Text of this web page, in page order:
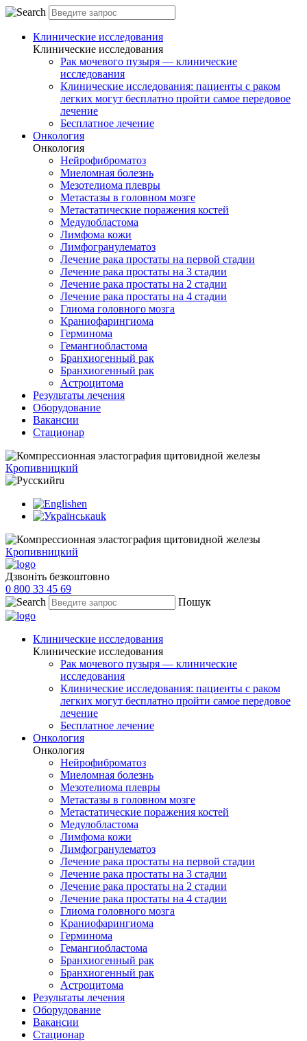
Клинические исследования
Клинические исследования
Рак мочевого пузыря — клинические
исследования
Клинические исследования: пациенты с раком
легких могут бесплатно пройти самое передовое
лечение
Бесплатное лечение
Онкология
Онкология
Нейрофиброматоз
Миеломная болезнь
Мезотелиома плевры
Метастазы в головном мозге
Метастатические поражения костей
Медулобластома
Лимфома кожи
Лимфогранулематоз
Лечение рака простаты на первой стадии
Лечение рака простаты на 3 стадии
Лечение рака простаты на 2 стадии
Лечение рака простаты на 4 стадии
Глиома головного мозга
Краниофарингиома
Герминома
Гемангиобластома
Бранхиогенный рак
Бранхиогенный рак
Астроцитома
Результаты лечения
Оборудование
Вакансии
Стационар
Кропивницкий
ru
en
uk
Кропивницкий
Дзвоніть безкоштовно
0 800 33 45 69
Пошук
Клинические исследования
Клинические исследования
Рак мочевого пузыря — клинические
исследования
Клинические исследования: пациенты с раком
легких могут бесплатно пройти самое передовое
лечение
Бесплатное лечение
Онкология
Онкология
Нейрофиброматоз
Миеломная болезнь
Мезотелиома плевры
Метастазы в головном мозге
Метастатические поражения костей
Медулобластома
Лимфома кожи
Лимфогранулематоз
Лечение рака простаты на первой стадии
Лечение рака простаты на 3 стадии
Лечение рака простаты на 2 стадии
Лечение рака простаты на 4 стадии
Глиома головного мозга
Краниофарингиома
Герминома
Гемангиобластома
Бранхиогенный рак
Бранхиогенный рак
Астроцитома
Результаты лечения
Оборудование
Вакансии
Стационар